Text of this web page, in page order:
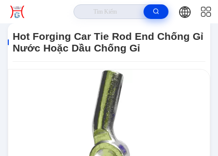
Rod End Chống Gỉ Nước Hoặc Dầu Chống Gỉ
Hot Forging Car Tie Rod End Chống Gỉ
Nước Hoặc Dầu Chống Gỉ